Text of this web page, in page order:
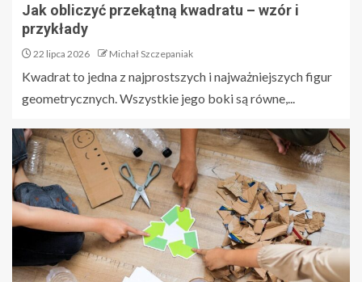
Jak obliczyć przekątną kwadratu – wzór i
przykłady
22 lipca 2026 Michał Szczepaniak
Kwadrat to jedna z najprostszych i najważniejszych figur
geometrycznych. Wszystkie jego boki są równe,...